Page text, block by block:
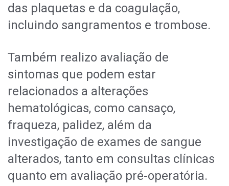
das plaquetas e da coagulação,
incluindo sangramentos e trombose.
Também realizo avaliação de
sintomas que podem estar
relacionados a alterações
hematológicas, como cansaço,
fraqueza, palidez, além da
investigação de exames de sangue
alterados, tanto em consultas clínicas
quanto em avaliação pré-operatória.